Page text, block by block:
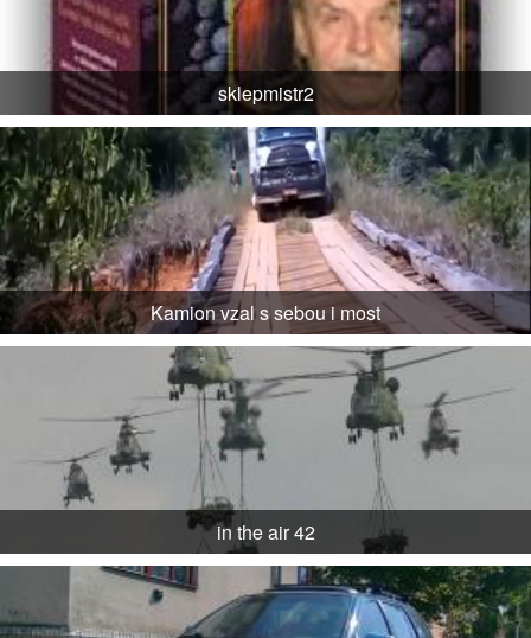
sklepmistr2
Kamion vzal s sebou i most
in the air 42